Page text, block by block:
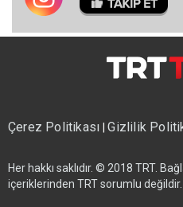
Çerez Politikası|Gizlilik
Her hakkı saklıdır. © 2018 TRT.
içeriklerinden TRT sorumlu değildir.